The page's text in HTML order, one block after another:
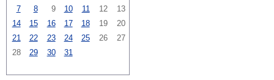
7
8 9 10 11 12
13
14
15 16 17 18 19
20
21
22 23 24 25 26
27
28
29 30 31